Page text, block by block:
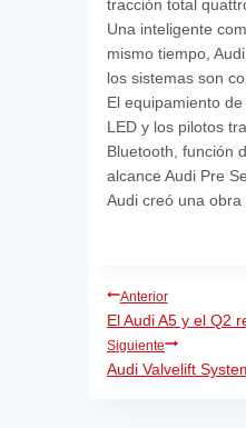
tracción total
Una inteligente
mismo tiempo,
los sistemas son
El equipamiento
LED y los pilotos
Bluetooth, función
alcance Audi Pre
Audi creó una
Navegación
de
entradas
Anterior
El Audi A5 y el Q2
Siguiente
Audi Valvelift